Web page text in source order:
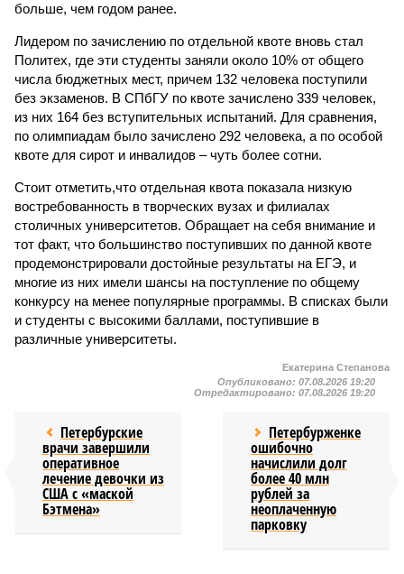
больше, чем годом ранее.
Лидером по зачислению по отдельной квоте вновь стал
Политех, где эти студенты заняли около 10% от общего
числа бюджетных мест, причем 132 человека поступили
без экзаменов. В СПбГУ по квоте зачислено 339 человек,
из них 164 без вступительных испытаний. Для сравнения,
по олимпиадам было зачислено 292 человека, а по особой
квоте для сирот и инвалидов – чуть более сотни.
Стоит отметить,что отдельная квота показала низкую
востребованность в творческих вузах и филиалах
столичных университетов. Обращает на себя внимание и
тот факт, что большинство поступивших по данной квоте
продемонстрировали достойные результаты на ЕГЭ, и
многие из них имели шансы на поступление по общему
конкурсу на менее популярные программы. В списках были
и студенты с высокими баллами, поступившие в
различные университеты.
Екатерина Степанова
Опубликовано: 07.08.2026 19:20
Отредактировано: 07.08.2026 19:20
Петербурские
врачи завершили
оперативное
лечение девочки из
США с «маской
Бэтмена»
Петербурженке
ошибочно
начислили долг
более 40 млн
рублей за
неоплаченную
парковку